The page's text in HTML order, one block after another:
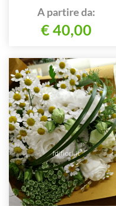
A partire da:
€ 40,00